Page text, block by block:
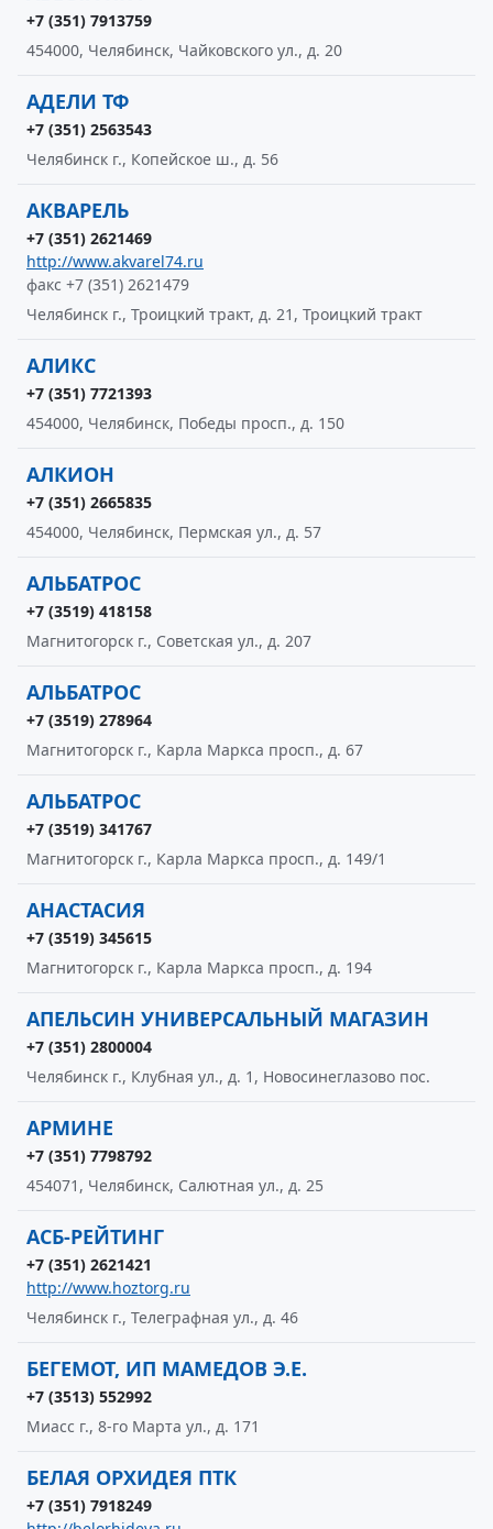
+7 (351) 7913759
454000, Челябинск, Чайковского ул., д. 20
АДЕЛИ ТФ
+7 (351) 2563543
Челябинск г., Копейское ш., д. 56
АКВАРЕЛЬ
+7 (351) 2621469
http://www.akvarel74.ru
факс +7 (351) 2621479
Челябинск г., Троицкий тракт, д. 21, Троицкий тракт
АЛИКС
+7 (351) 7721393
454000, Челябинск, Победы просп., д. 150
АЛКИОН
+7 (351) 2665835
454000, Челябинск, Пермская ул., д. 57
АЛЬБАТРОС
+7 (3519) 418158
Магнитогорск г., Советская ул., д. 207
АЛЬБАТРОС
+7 (3519) 278964
Магнитогорск г., Карла Маркса просп., д. 67
АЛЬБАТРОС
+7 (3519) 341767
Магнитогорск г., Карла Маркса просп., д. 149/1
АНАСТАСИЯ
+7 (3519) 345615
Магнитогорск г., Карла Маркса просп., д. 194
АПЕЛЬСИН УНИВЕРСАЛЬНЫЙ МАГАЗИН
+7 (351) 2800004
Челябинск г., Клубная ул., д. 1, Новосинеглазово пос.
АРМИНЕ
+7 (351) 7798792
454071, Челябинск, Салютная ул., д. 25
АСБ-РЕЙТИНГ
+7 (351) 2621421
http://www.hoztorg.ru
Челябинск г., Телеграфная ул., д. 46
БЕГЕМОТ, ИП МАМЕДОВ Э.Е.
+7 (3513) 552992
Миасс г., 8-го Марта ул., д. 171
БЕЛАЯ ОРХИДЕЯ ПТК
+7 (351) 7918249